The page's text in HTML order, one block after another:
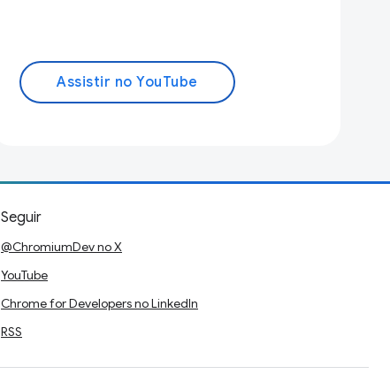
Assistir no YouTube
Seguir
@ChromiumDev no X
YouTube
Chrome for Developers no LinkedIn
RSS